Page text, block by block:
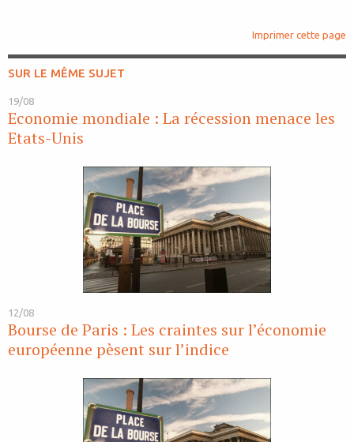
Imprimer cette page
SUR LE MÊME SUJET
19/08
Economie mondiale : La récession menace les
Etats-Unis
12/08
Bourse de Paris : Les craintes sur l’économie
européenne pèsent sur l’indice